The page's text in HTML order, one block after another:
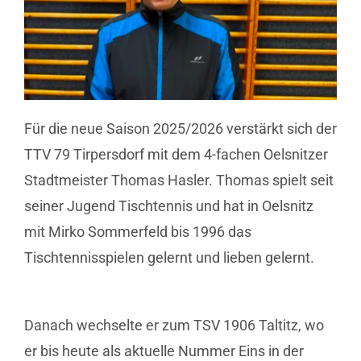
Für die neue Saison 2025/2026 verstärkt sich der
TTV 79 Tirpersdorf mit dem 4-fachen Oelsnitzer
Stadtmeister Thomas Hasler. Thomas spielt seit
seiner Jugend Tischtennis und hat in Oelsnitz
mit Mirko Sommerfeld bis 1996 das
Tischtennisspielen gelernt und lieben gelernt.
Danach wechselte er zum TSV 1906 Taltitz, wo
er bis heute als aktuelle Nummer Eins in der